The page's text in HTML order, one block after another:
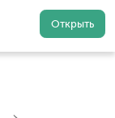
Открыть
Регистрация